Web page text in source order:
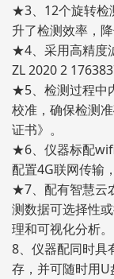
★3、12个旋转检
升了检测效率，降
★4、采用高精度
ZL 2020 2
★5、检测过程中
校准，确保检测
证书》。
★6、仪器标配
配置4G联网传输
★7、配有智慧云
测数据可选择性
理和可视化分析。
8、仪器配同时具
存，并可随时用U